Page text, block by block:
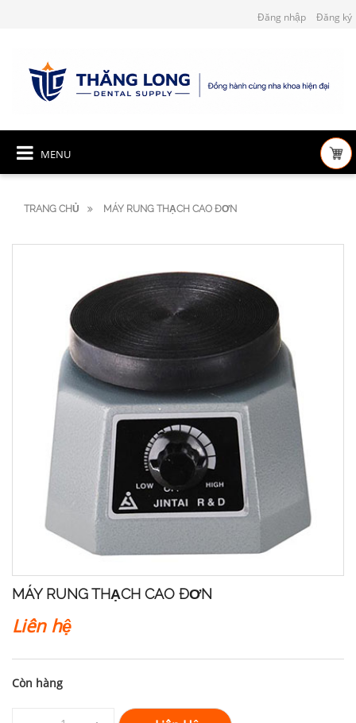
Đăng nhập Đăng ký
MENU
TRANG CHỦ MÁY RUNG THẠCH CAO ĐƠN
MÁY RUNG THẠCH CAO ĐƠN
Liên hệ
Còn hàng